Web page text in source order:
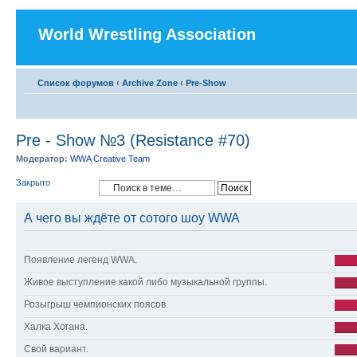
World Wrestling Association
Список форумов ‹ Archive Zone ‹ Pre-Show
Pre - Show №3 (Resistance #70)
Модератор: WWA Creative Team
Закрыто
А чего вы ждёте от сотого шоу WWA
Появление легенд WWA.
Живое выступление какой либо музыкальной группы.
Розыгрыш чемпионских поясов.
Халка Хогана.
Свой вариант.